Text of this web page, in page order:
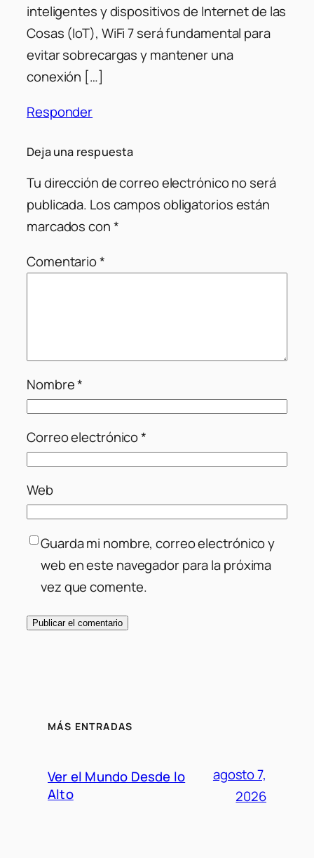
inteligentes y dispositivos de Internet de las
Cosas (IoT), WiFi 7 será fundamental para
evitar sobrecargas y mantener una
conexión […]
Responder
Deja una respuesta
Tu dirección de correo electrónico no será
publicada. Los campos obligatorios están
marcados con*
Comentario*
Nombre*
Correo electrónico*
Web
Guarda mi nombre, correo electrónico y
web en este navegador para la próxima
vez que comente.
MÁS ENTRADAS
Ver el Mundo Desde lo
Alto
agosto 7,
2026